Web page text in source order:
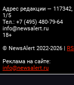
Адрес редакции —
1/5
Тел.: +7 (495) 480-79-64
info@newsalert.ru
18+
© NewsAlert 2022-2026 |
Реклама на сайте:
info@newsalert.ru